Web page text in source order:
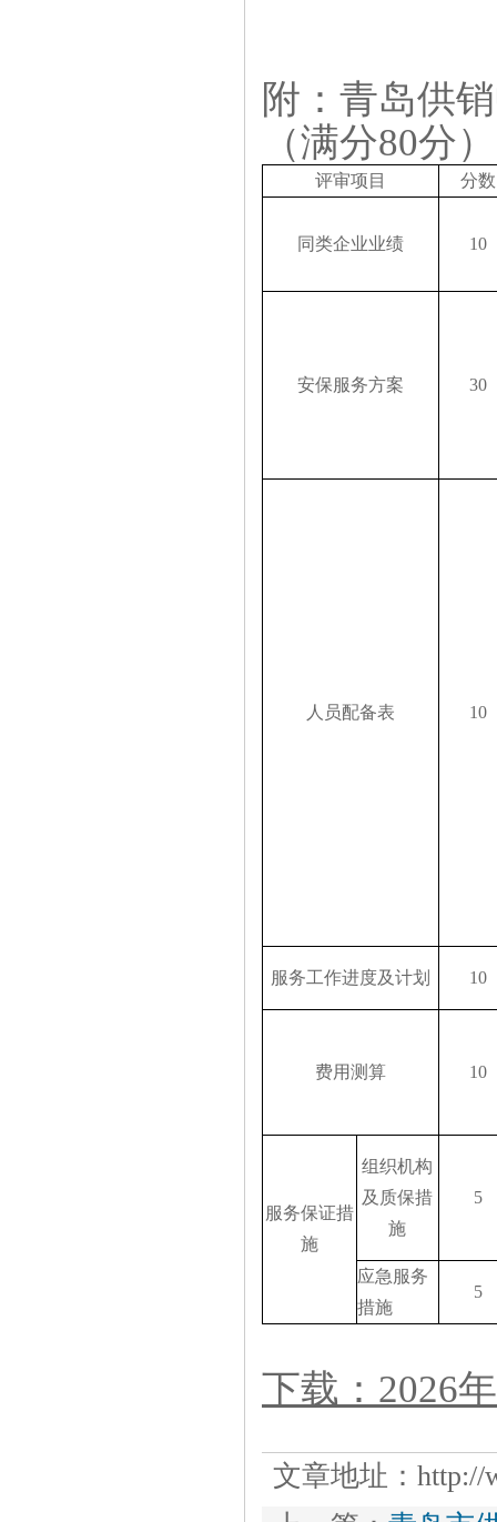
附：青岛供
（满分80分）
评审项目 分数
同类企业业绩 10
安保服务方案 30
人员配备表 10
服务工作进度及计划 10
费用测算 10
服务保证措
施
组织机构
及质保措
施
5
应急服务
措施
5
下载：2026
文章地址： http://